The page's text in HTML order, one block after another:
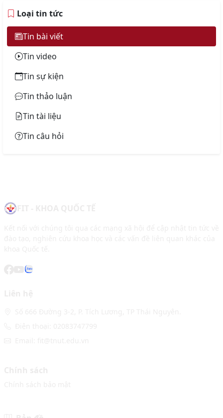
Loại tin tức
Tin bài viết
Tin video
Tin sự kiện
Tin thảo luận
Tin tài liệu
Tin câu hỏi